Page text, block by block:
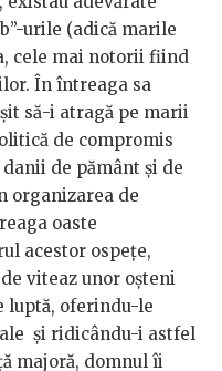
urile (adică marile
cele mai notorii fiind
În întreaga sa
să-i atragă pe marii
de compromis
de pământ și de
organizarea de
oaste
acestor ospeţe,
viteaz unor oşteni
luptă, oferindu-le
și ridicându-i astfel
majoră, domnul îi